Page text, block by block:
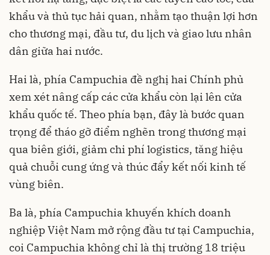
khẩu và thủ tục hải quan, nhằm tạo thuận lợi hơn
cho thương mại, đầu tư, du lịch và giao lưu nhân
dân giữa hai nước.
Hai là, phía Campuchia đề nghị hai Chính phủ
xem xét nâng cấp các cửa khẩu còn lại lên cửa
khẩu quốc tế. Theo phía bạn, đây là bước quan
trọng để tháo gỡ điểm nghẽn trong thương mại
qua biên giới, giảm chi phí logistics, tăng hiệu
quả chuỗi cung ứng và thúc đẩy kết nối kinh tế
vùng biên.
Ba là, phía Campuchia khuyến khích doanh
nghiệp Việt Nam mở rộng đầu tư tại Campuchia,
coi Campuchia không chỉ là thị trường 18 triệu